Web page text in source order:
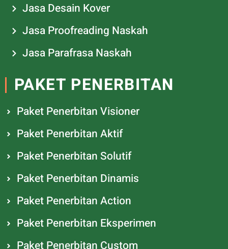
Jasa Desain Kover
Jasa Proofreading Naskah
Jasa Parafrasa Naskah
PAKET PENERBITAN
Paket Penerbitan Visioner
Paket Penerbitan Aktif
Paket Penerbitan Solutif
Paket Penerbitan Dinamis
Paket Penerbitan Action
Paket Penerbitan Eksperimen
Paket Penerbitan Custom